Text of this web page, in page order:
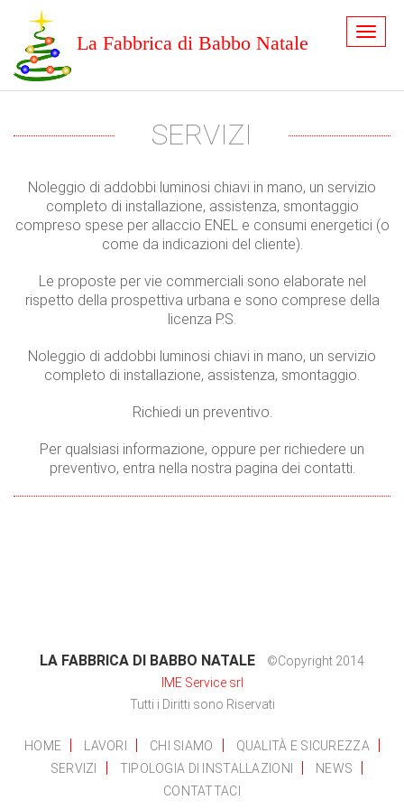
La Fabbrica di Babbo Natale
SERVIZI
Noleggio di addobbi luminosi chiavi in mano, un servizio
completo di installazione, assistenza, smontaggio
compreso spese per allaccio ENEL e consumi energetici (o
come da indicazioni del cliente).
Le proposte per vie commerciali sono elaborate nel
rispetto della prospettiva urbana e sono comprese della
licenza P.S.
Noleggio di addobbi luminosi chiavi in mano, un servizio
completo di installazione, assistenza, smontaggio.
Richiedi un preventivo.
Per qualsiasi informazione, oppure per richiedere un
preventivo, entra nella nostra pagina dei contatti.
LA FABBRICA DI BABBO NATALE
©Copyright 2014
IME Service srl
Tutti i Diritti sono Riservati
HOME LAVORI CHI SIAMO
QUALITÀ E SICUREZZA
SERVIZI
TIPOLOGIA DI INSTALLAZIONI
NEWS
CONTATTACI